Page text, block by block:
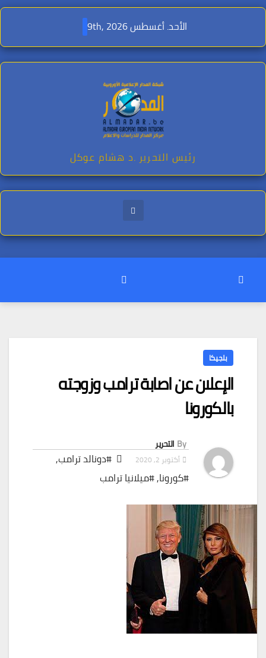
Skip
content
الأحد. أغسطس 9th, 2026
رئيس التحرير .د هشام عوكل
بلجيكا
الإعلان عن اصابة ترامب وزوجته
بالكورونا
By التحرير
أكتوبر 2, 2020 #دونالد ترامب,
#كورونا,#ميلانيا ترامب